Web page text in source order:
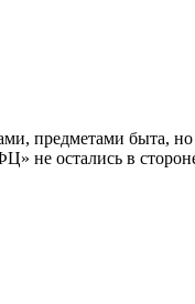
предметами быта,
не остались в